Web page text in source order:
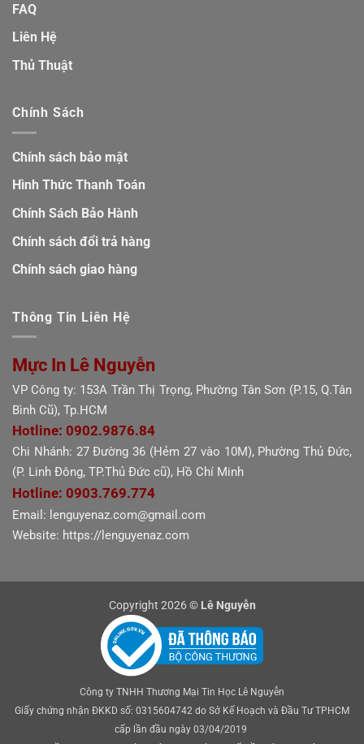
FAQ
Liên Hệ
Thủ Thuật
Chính Sách
Chính sách bảo mật
Hình Thức Thanh Toán
Chính Sách Bảo Hành
Chính sách đổi trả hàng
Chính sách giao hàng
Thông Tin Liên Hệ
Mực In Lê Nguyễn
VP Công ty: 153A Trần Thị Trọng, Phường Tân Sơn (P.15, Q.Tân
Bình Cũ), Tp.HCM
Hotline: 0902.9876.84
Chi Nhánh: 27 Đường 36 (Hẻm 27 vào 10M), Phường Thủ Đức,
(P. Linh Đông, TP.Thủ Đức cũ), Hồ Chí Minh
Hotline: 0903.769.774
Email: lenguyenaz.com@gmail.com
Website: https://lenguyenaz.com
Copyright 2026 © Lê Nguyễn
Công ty TNHH Thương Mại Tin Học Lê Nguyễn
Giấy chứng nhận ĐKKD số: 0315604742 do Sở Kế Hoạch và Đầu Tư TPHCM
cấp lần đầu ngày 03/04/2019